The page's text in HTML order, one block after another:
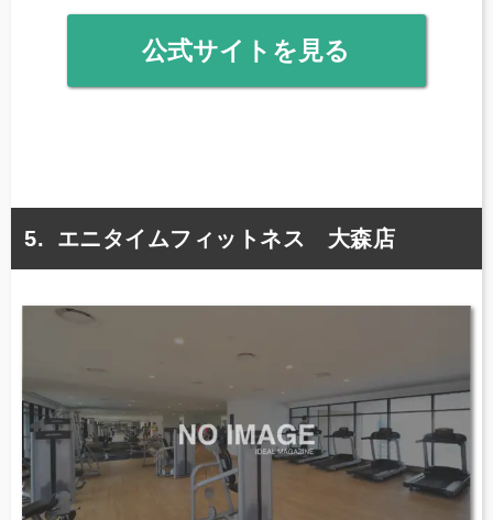
公式サイトを見る
エニタイムフィットネス 大森店